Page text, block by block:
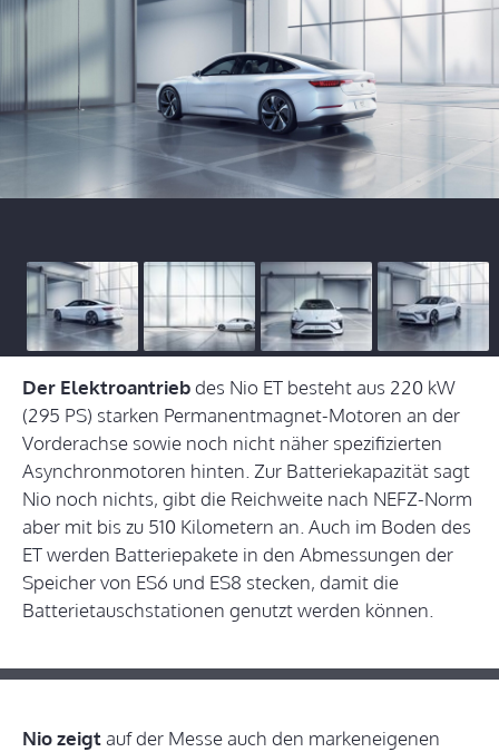
Der Elektroantriebdes Nio ET besteht aus 220 kW
(295 PS) starken Permanentmagnet-Motoren an der
Vorderachse sowie noch nicht näher spezifizierten
Asynchronmotoren hinten. Zur Batteriekapazität sagt
Nio noch nichts, gibt die Reichweite nach NEFZ-Norm
aber mit bis zu 510 Kilometern an. Auch im Boden des
ET werden Batteriepakete in den Abmessungen der
Speicher von ES6 und ES8 stecken, damit die
Batterietauschstationen genutzt werden können.
Nio zeigtauf der Messe auch den markeneigenen